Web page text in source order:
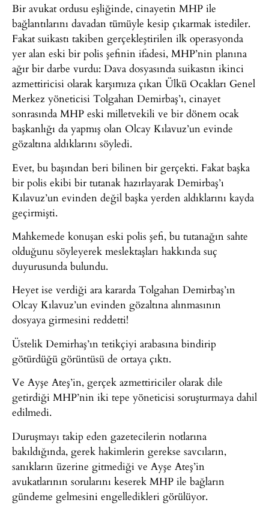
Bir avukat ordusu eşliğinde, cinayetin MHP ile
bağlantılarını davadan tümüyle kesip çıkarmak istediler.
Fakat suikastı takiben gerçekleştirilen ilk operasyonda
yer alan eski bir polis şefinin ifadesi, MHP’nin planına
ağır bir darbe vurdu: Dava dosyasında suikastın ikinci
azmettiricisi olarak karşımıza çıkan Ülkü Ocakları Genel
Merkez yöneticisi Tolgahan Demirbaş’ı, cinayet
sonrasında MHP eski milletvekili ve bir dönem ocak
başkanlığı da yapmış olan Olcay Kılavuz’un evinde
gözaltına aldıklarını söyledi.
Evet, bu başından beri bilinen bir gerçekti. Fakat başka
bir polis ekibi bir tutanak hazırlayarak Demirbaş’ı
Kılavuz’un evinden değil başka yerden aldıklarını kayda
geçirmişti.
Mahkemede konuşan eski polis şefi, bu tutanağın sahte
olduğunu söyleyerek meslektaşları hakkında suç
duyurusunda bulundu.
Heyet ise verdiği ara kararda Tolgahan Demirbaş’ın
Olcay Kılavuz’un evinden gözaltına alınmasının
dosyaya girmesini reddetti!
Üstelik Demirhaş’ın tetikçiyi arabasına bindirip
götürdüğü görüntüsü de ortaya çıktı.
Ve Ayşe Ateş’in, gerçek azmettiriciler olarak dile
getirdiği MHP’nin iki tepe yöneticisi soruşturmaya dahil
edilmedi.
Duruşmayı takip eden gazetecilerin notlarına
bakıldığında, gerek hakimlerin gerekse savcıların,
sanıkların üzerine gitmediği ve Ayşe Ateş’in
avukatlarının sorularını keserek MHP ile bağların
gündeme gelmesini engelledikleri görülüyor.